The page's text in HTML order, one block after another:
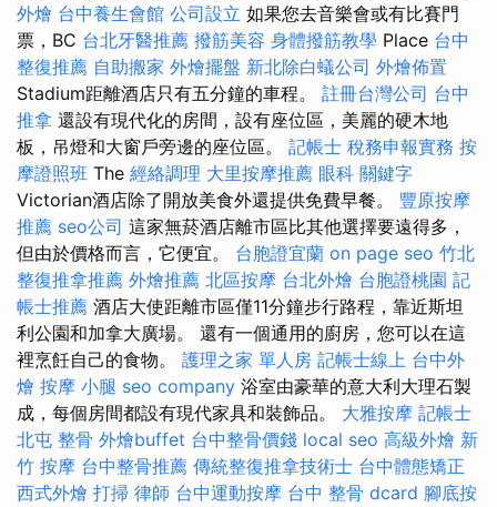
外燴 台中養生會館 公司設立 如果您去音樂會或有比賽門
票，BC 台北牙醫推薦 撥筋美容 身體撥筋教學 Place 台中
整復推薦 自助搬家 外燴擺盤 新北除白蟻公司 外燴佈置
Stadium距離酒店只有五分鐘的車程。 註冊台灣公司 台中
推拿 還設有現代化的房間，設有座位區，美麗的硬木地
板，吊燈和大窗戶旁邊的座位區。 記帳士 稅務申報實務 按
摩證照班 The 經絡調理 大里按摩推薦 眼科 關鍵字
Victorian酒店除了開放美食外還提供免費早餐。 豐原按摩
推薦 seo公司 這家無菸酒店離市區比其他選擇要遠得多，
但由於價格而言，它便宜。 台胞證宜蘭 on page seo 竹北
整復推拿推薦 外燴推薦 北區按摩 台北外燴 台胞證桃園 記
帳士推薦 酒店大使距離市區僅11分鐘步行路程，靠近斯坦
利公園和加拿大廣場。 還有一個通用的廚房，您可以在這
裡烹飪自己​​的食物。 護理之家 單人房 記帳士線上 台中外
燴 按摩 小腿 seo company 浴室由豪華的意大利大理石製
成，每個房間都設有現代家具和裝飾品。 大雅按摩 記帳士
北屯 整骨 外燴buffet 台中整骨價錢 local seo 高級外燴 新
竹 按摩 台中整骨推薦 傳統整復推拿技術士 台中體態矯正
西式外燴 打掃 律師 台中運動按摩 台中 整骨 dcard 腳底按